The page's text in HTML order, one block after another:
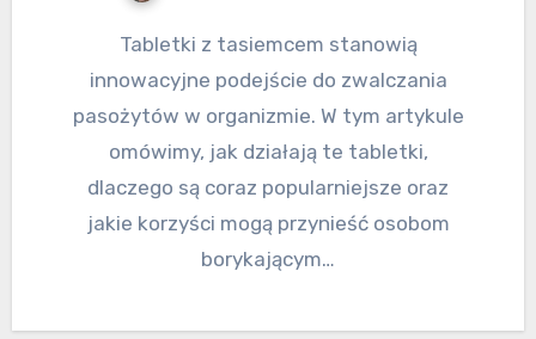
Tabletki z tasiemcem stanowią
innowacyjne podejście do zwalczania
pasożytów w organizmie. W tym artykule
omówimy, jak działają te tabletki,
dlaczego są coraz popularniejsze oraz
jakie korzyści mogą przynieść osobom
borykającym…